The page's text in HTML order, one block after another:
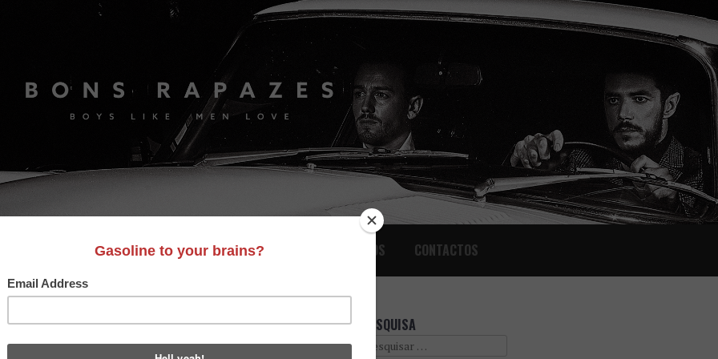
LIFESTYLE VIDEO MOTORES BONS AMIGOS CONTACTOS
PESQUISA
Search